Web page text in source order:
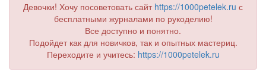
Девочки! Хочу посоветовать сайт https://1000petelek.ru с
бесплатными журналами по рукоделию!
Все доступно и понятно.
Подойдет как для новичков, так и опытных мастериц.
Переходите и учитесь: https://1000petelek.ru